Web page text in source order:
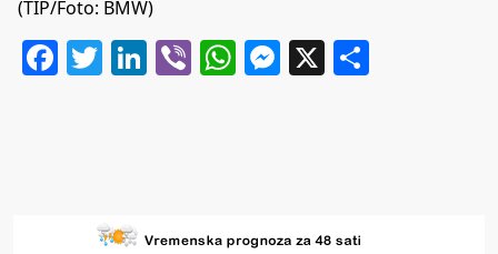
(TIP/Foto: BMW)
Facebook
Twitter
LinkedIn
ViberWhatsApp
Messenger
X